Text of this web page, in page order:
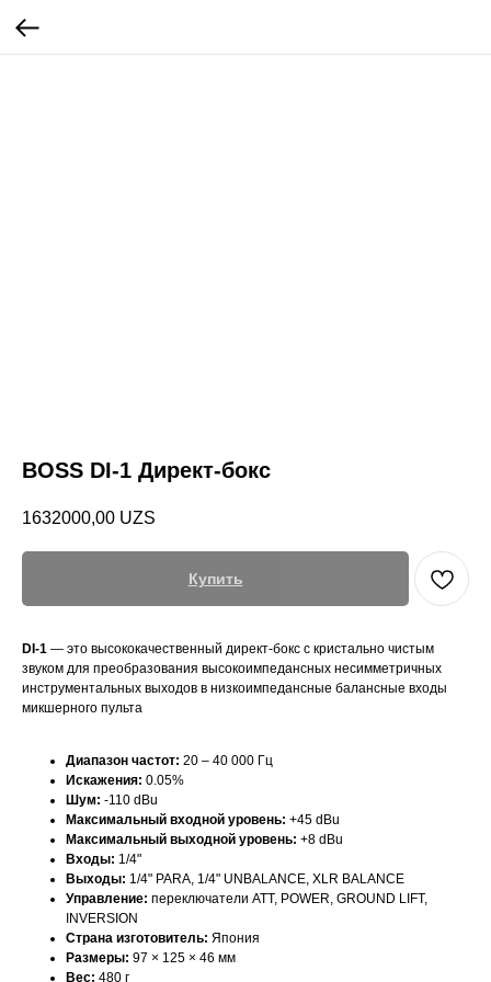
BOSS DI-1 Директ-бокс
1632000,00 UZS
Купить
DI-1 — это высококачественный директ-бокс с кристально чистым
звуком для преобразования высокоимпедансных несимметричных
инструментальных выходов в низкоимпедансные балансные входы
микшерного пульта
Диапазон частот: 20 – 40 000 Гц
Искажения: 0.05%
Шум: -110 dBu
Максимальный входной уровень: +45 dBu
Максимальный выходной уровень: +8 dBu
Входы: 1/4"
Выходы: 1/4" PARA, 1/4" UNBALANCE, XLR BALANCE
Управление: переключатели ATT, POWER, GROUND LIFT,
INVERSION
Страна изготовитель: Япония
Размеры: 97 × 125 × 46 мм
Вес: 480 г